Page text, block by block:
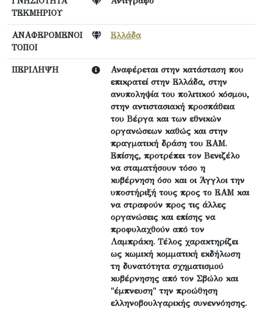
ΤΕΚΜΗΡΙΟΥ
ΑΝΑΦΕΡΟΜΕΝΟΙ
ΤΟΠΟΙ
Ελλάδα
ΠΕΡΙΛΗΨΗ
Αναφέρεται στην κατάσταση που
επικρατεί στην Ελλάδα, στην
ανυποληψία του πολιτικού κόσμου,
στην αντιστασιακή προσπάθεια
του Βέργα και των εθνικών
οργανώσεων καθώς και στην
πραγματική δράση του ΕΑΜ.
Επίσης, προτρέπει τον Βενιζέλο
να σταματήσουν τόσο η
κυβέρνηση όσο και οι Άγγλοι την
υποστήριξή τους προς το ΕΑΜ και
να στραφούν προς τις άλλες
οργανώσεις και επίσης να
προφυλαχθούν από τον
Λαμπράκη. Τέλος χαρακτηρίζει
ως κωμική κομματική εκδήλωση
τη δυνατότητα σχηματισμού
κυβέρνησης από τον Σβώλο και
"έμπνευση" την προώθηση
ελληνοβουλγαρικής συνεννόησης.